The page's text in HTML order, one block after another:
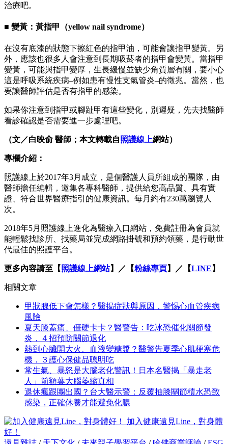
治療吧。
■ 變黃：黃指甲（yellow nail syndrome）
在沒有底漆的狀態下擦紅色的指甲油，可能會讓指甲變黃。另
外，應該也很多人會注意到長期吸菸者的指甲會變黃。當指甲
變黃，可能與指甲變厚，生長緩慢並缺少角質層有關，要小心
這是呼吸系統疾病–例如患有慢性支氣管炎–的徵兆。當然，也
要讓醫師評估是否有指甲的感染。
如果你注意到指甲或腳趾甲有這些變化，別遲疑，先去找醫師
看診確認是否需要進一步處理吧。
（文／白映俞 醫師；本文轉載自照護線上網站）
專欄介紹：
照護線上於2017年3月成立，是個醫護人員所組成的團隊，由
醫師擔任編輯，邀集各專科醫師，提供給您高品質、具有實
證、符合世界醫療指引的健康資訊。每月約有230萬瀏覽人
次。
2018年5月照護線上進化為醫療入口網站，免費註冊為會員就
能輕鬆找診所、找藥局並完成網路掛號和預約領藥，是行動世
代最佳的照護平台。
更多內容請至【照護線上網站】／【粉絲專頁】／【LINE 】
相關文章
甲狀腺低下會怎樣？醫揭症狀與原因，警惕心血管疾病
風險
夏天膝蓋痛、僵硬卡卡？醫警告：吃冰恐催化關節發
炎，４招預防關節退化
熱到心臟開大火、血液變糖漿？醫警告夏季心肌梗塞危
機，３護心保健品聰明吃
常生氣、暴怒是大腦老化警訊！日本名醫揭「暴走老
人」前額葉大腦萎縮真相
退休瘋跟團出國？台大醫示警：反覆抽膝關節積水恐致
感染，正確休養才能避免化膿
加入健康遠見Line，對身體
好！